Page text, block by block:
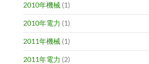
2010年機械 (1)
2010年電力 (1)
2011年機械 (1)
2011年電力 (2)